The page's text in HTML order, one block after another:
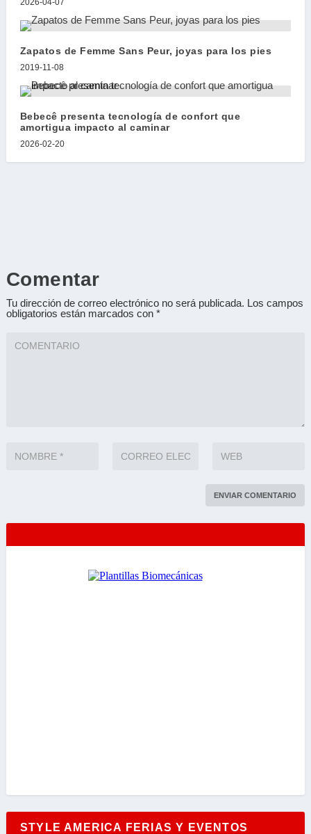
Zapatos de Femme Sans Peur, joyas para los pies
2019-11-08
Bebecê presenta tecnología de confort que
amortigua impacto al caminar
2026-02-20
Comentar
Tu dirección de correo electrónico no será publicada. Los campos
obligatorios están marcados con *
STYLE AMERICA FERIAS Y EVENTOS